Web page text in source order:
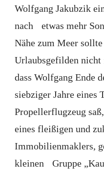
Wolfgang Jakubzik
nach etwas mehr
Nähe zum Meer
Urlaubsgefilden nicht
dass Wolfgang Ende
siebziger Jahre eines
Propellerflugzeug
eines fleißigen und
Immobilienmaklers,
kleinen Gruppe